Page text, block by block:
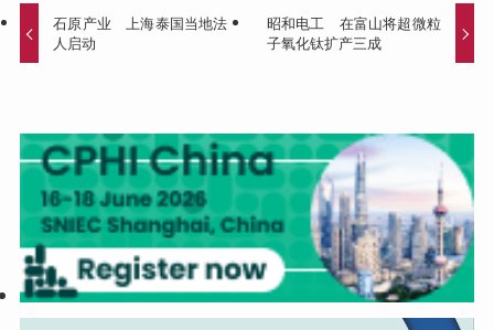
石原产业 上海泰国当地法
人启动
昭和电工 在富山将超微粒
子氧化钛扩产三成